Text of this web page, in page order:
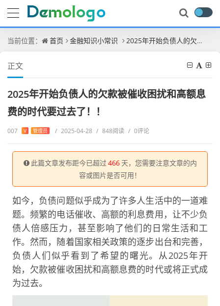
当前位置： 首页 金融知识小常识 2025年开始负债人的欠款被催收困扰和高额息费的时代要过去了！！
正文
2025年开始负债人的欠款被催收困扰和高额息
费的时代要过去了！！
007 V 管理员 / 2025-04-28 / 848阅读 / 0评论
此篇文章发布距今已超过 466 天，您需要注意文章的内
容或图片是否可用！
如今，负债问题似乎成为了许多人生活中的一道难
题。频繁的电话催收、高额的利息费用，让不少负
债人倍感压力，甚至影响了他们的日常生活和工
作。然而，随着国家相关政策的逐步出台和完善，
负债人们似乎看到了希望的曙光。从2025年开
始，欠款被催收困扰和高额息费的时代或将正式成
为过去。